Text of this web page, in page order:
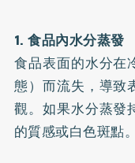
1. 食品內水分蒸發
食品表面的水分在
態）而流失，導致
觀。如果水分蒸發
的質感或白色斑點。